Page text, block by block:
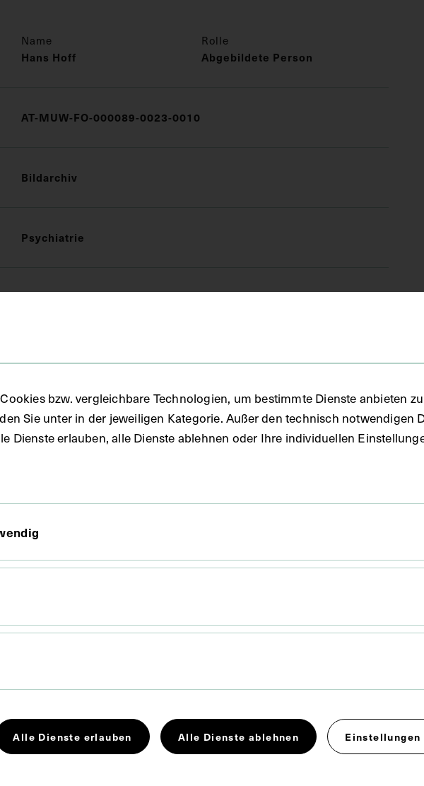
Name Rolle
Hans Hoff Abgebildete Person
AT-MUW-FO-000089-0023-0010
Bildarchiv
Psychiatrie
Fotografie (FO)
um 1960
Papier
Arzt Neurologie Psychiatrie Vorlesung
bzw. vergleichbare Technologien, um bestimmte Dienste anbieten
Sie unter in der jeweiligen Kategorie. Außer den technisch notwendigen
Dienste erlauben, alle Dienste ablehnen oder Ihre individuellen
Alle Dienste erlauben Alle Dienste ablehnen Einstellungen